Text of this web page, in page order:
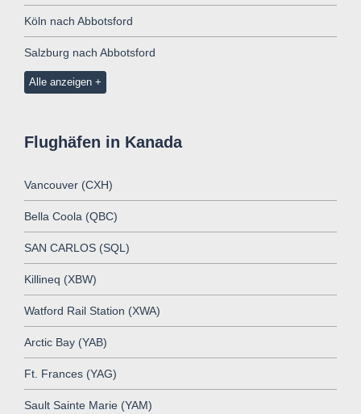
Köln nach Abbotsford
Salzburg nach Abbotsford
Alle anzeigen
Flughäfen in Kanada
Vancouver (CXH)
Bella Coola (QBC)
SAN CARLOS (SQL)
Killineq (XBW)
Watford Rail Station (XWA)
Arctic Bay (YAB)
Ft. Frances (YAG)
Sault Sainte Marie (YAM)